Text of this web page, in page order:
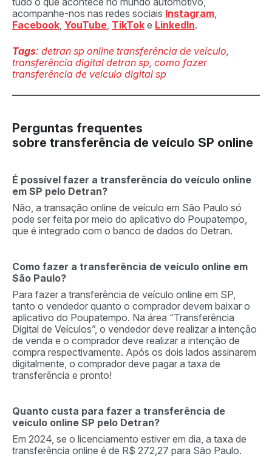
acompanhe-nos nas redes sociais Instagram
Facebook YouTube TikTok e LinkedIn.
Tags: detran sp online transferência de veículo,
transferência digital detran sp, como fazer
transferência de veículo digital sp
Perguntas frequentes
sobre transferência de veículo SP online
É possível fazer a transferência do veículo online
em SP pelo Detran?
Não, a transação online de veículo em São Paulo só
pode ser feita por meio do aplicativo do Poupatempo,
que é integrado com o banco de dados do Detran.
Como fazer a transferência de veículo online em
São Paulo?
Para fazer a transferência de veículo online em SP,
tanto o vendedor quanto o comprador devem baixar o
aplicativo do Poupatempo. Na área “Transferência
Digital de Veículos”, o vendedor deve realizar a intenção
de venda e o comprador deve realizar a intenção de
compra respectivamente. Após os dois lados assinarem
digitalmente, o comprador deve pagar a taxa de
transferência e pronto!
Quanto custa para fazer a transferência de
veículo online SP pelo Detran?
Em 2024, se o licenciamento estiver em dia, a taxa de
transferência online é de R$ 272,27 para São Paulo.